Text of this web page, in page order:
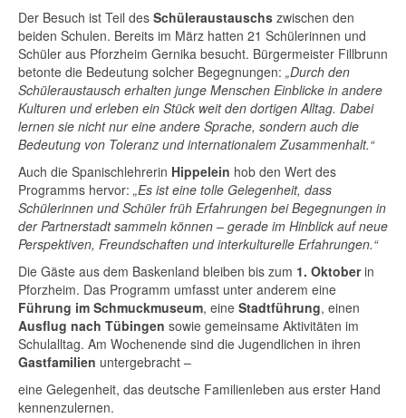
Der Besuch ist Teil des Schüleraustauschs zwischen den
beiden Schulen. Bereits im März hatten 21 Schülerinnen und
Schüler aus Pforzheim Gernika besucht. Bürgermeister Fillbrunn
betonte die Bedeutung solcher Begegnungen: „Durch den
Schüleraustausch erhalten junge Menschen Einblicke in andere
Kulturen und erleben ein Stück weit den dortigen Alltag. Dabei
lernen sie nicht nur eine andere Sprache, sondern auch die
Bedeutung von Toleranz und internationalem Zusammenhalt.“
Auch die Spanischlehrerin Hippelein hob den Wert des
Programms hervor: „Es ist eine tolle Gelegenheit, dass
Schülerinnen und Schüler früh Erfahrungen bei Begegnungen in
der Partnerstadt sammeln können – gerade im Hinblick auf neue
Perspektiven, Freundschaften und interkulturelle Erfahrungen.“
Die Gäste aus dem Baskenland bleiben bis zum 1. Oktoberin
Pforzheim. Das Programm umfasst unter anderem eine
Führung im Schmuckmuseum, eine Stadtführung, einen
Ausflug nach Tübingen sowie gemeinsame Aktivitäten im
Schulalltag. Am Wochenende sind die Jugendlichen in ihren
Gastfamilien untergebracht –
eine Gelegenheit, das deutsche Familienleben aus erster Hand
kennenzulernen.